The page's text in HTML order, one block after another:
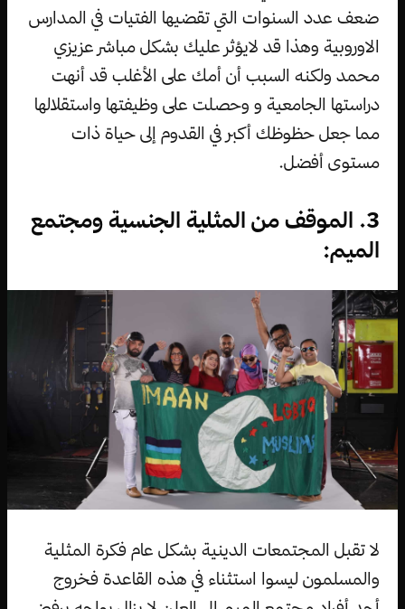
ضعف عدد السنوات التي تقضيها الفتيات في المدارس
الاوروبية وهذا قد لايؤثر عليك بشكل مباشر عزيزي
محمد ولكنه السبب أن أمك على الأغلب قد أنهت
دراستها الجامعية و وحصلت على وظيفتها واستقلالها
مما جعل حظوظك أكبر في القدوم إلى حياة ذات
مستوى أفضل.
3. الموقف من المثلية الجنسية ومجتمع
الميم:
لا تقبل المجتمعات الدينية بشكل عام فكرة المثلية
والمسلمون ليسوا استثناء في هذه القاعدة فخروج